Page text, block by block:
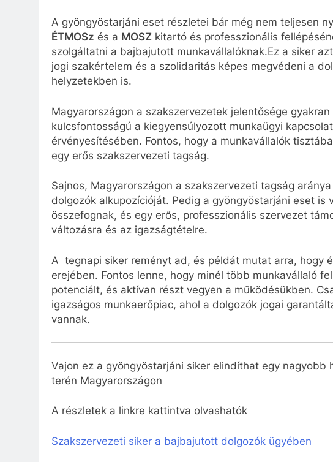
A gyöngyöstarjáni eset részletei bár még nem teljesen
ÉTMOSz és a MOSZ kitartó és professzionális
szolgáltatni a bajbajutott munkavállalóknak.Ez a siker
jogi szakértelem és a szolidaritás képes megvédeni a
helyzetekben is.
Magyarországon a szakszervezetek jelentősége
kulcsfontosságú a kiegyensúlyozott munkaügyi
érvényesítésében. Fontos, hogy a munkavállalók
egy erős szakszervezeti tagság.
Sajnos, Magyarországon a szakszervezeti tagság
dolgozók alkupozícióját. Pedig a gyöngyöstarjáni eset is
összefognak, és egy erős, professzionális szervezet
változásra és az igazságtételre.
A tegnapi siker reményt ad, és példát mutat arra, hogy
erejében. Fontos lenne, hogy minél több munkavállaló
potenciált, és aktívan részt vegyen a működésükben.
igazságos munkaerőpiac, ahol a dolgozók jogai
vannak.
Vajon ez a gyöngyöstarjáni siker elindíthat egy nagyobb
terén Magyarországon
A részletek a linkre kattintva olvashatók
Szakszervezeti siker a bajbajutott dolgozók ügyében